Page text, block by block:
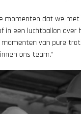
momenten dat we
in een luchtballon over
momenten van pure
ons team.”